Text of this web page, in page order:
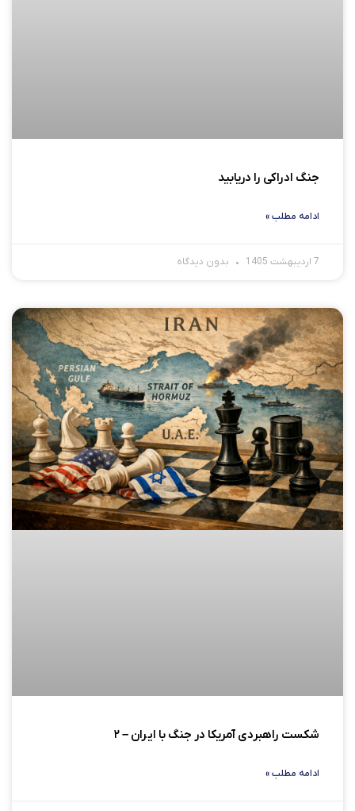
جنگ ادراکی را دریابید
ادامه مطلب »
7 اردیبهشت 1405 بدون دیدگاه
شکست راهبردی آمریکا در جنگ با ایران – ۲
ادامه مطلب »